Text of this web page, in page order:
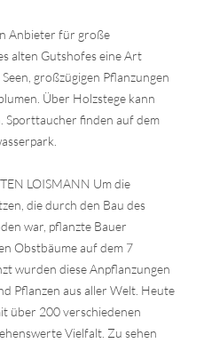
Anbieter für große
alten Gutshofes eine Art
großzügigen Pflanzungen
Über Holzstege kann
Sporttaucher finden auf dem
LOISMANN Um die
die durch den Bau des
war, pflanzte Bauer
Obstbäume auf dem 7
wurden diese Anpflanzungen
Pflanzen aus aller Welt. Heute
über 200 verschiedenen
Vielfalt. Zu sehen